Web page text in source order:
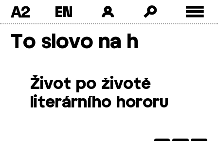
A2
To slovo na h
Život po životě
literárního hororu